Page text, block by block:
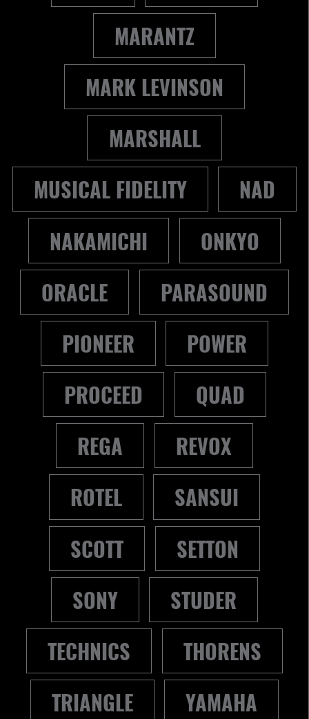
MARANTZ
MARK LEVINSON
MARSHALL
MUSICAL FIDELITY
NAD
NAKAMICHI
ONKYO
ORACLE
PARASOUND
PIONEER
POWER
PROCEED
QUAD
REGA
REVOX
ROTEL
SANSUI
SCOTT
SETTON
SONY
STUDER
TECHNICS
THORENS
TRIANGLE
YAMAHA